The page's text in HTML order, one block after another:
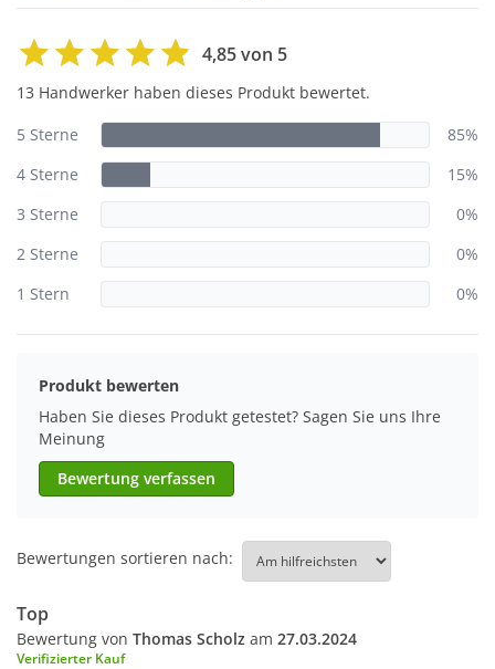
4,85 von 5
13 Handwerker haben dieses Produkt bewertet.
5 Sterne
85%
4 Sterne
15%
3 Sterne
0%
2 Sterne
0%
1 Stern
0%
Produkt bewerten
Haben Sie dieses Produkt getestet? Sagen Sie uns Ihre
Meinung
Bewertung verfassen
Bewertungen sortieren nach:
Top
Bewertung von Thomas Scholz am 27.03.2024
Verifizierter Kauf